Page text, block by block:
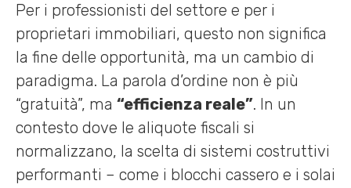
Per i professionisti del settore e per i
proprietari immobiliari, questo non significa
la fine delle opportunità, ma un cambio di
paradigma. La parola d’ordine non è più
“gratuità”, ma “efficienza reale”. In un
contesto dove le aliquote fiscali si
normalizzano, la scelta di sistemi costruttivi
performanti – come i blocchi cassero e i solai